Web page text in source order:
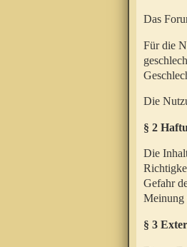
Das
Für die
Die
§ 2
Die
Gefahr
Meinung
§ 3